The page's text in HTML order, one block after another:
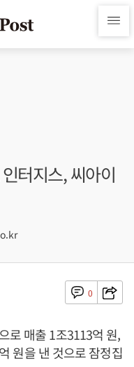
터지스, 씨아이
0
로 매출 1조3113억 원,
원을 낸 것으로 잠정집